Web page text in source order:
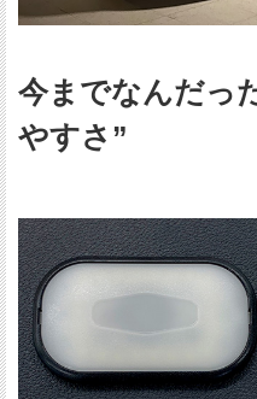
今までなんだっ
やすさ”